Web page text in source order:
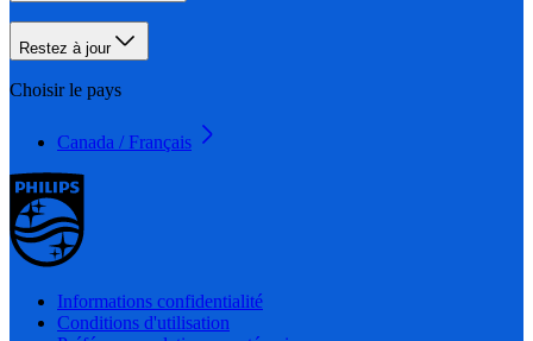
Restez à jour
Choisir le pays
Canada / Français
Informations confidentialité
Conditions d'utilisation